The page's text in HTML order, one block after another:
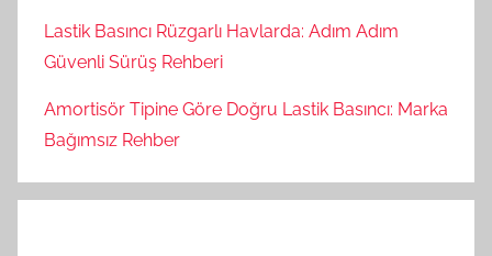
Lastik Basıncı Rüzgarlı Havlarda: Adım Adım
Güvenli Sürüş Rehberi
Amortisör Tipine Göre Doğru Lastik Basıncı: Marka
Bağımsız Rehber